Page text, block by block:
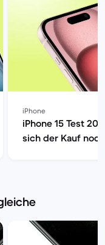
iPhone
iPhone 15 Test
sich der Kauf